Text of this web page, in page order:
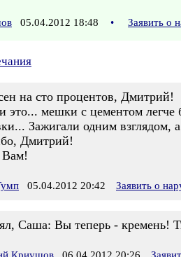
05.04.2012 18:48 • Заявить о
на сто процентов, Дмитрий!
это... мешки с цементом
Зажигали одним взглядом,
Дмитрий!
Вам!
05.04.2012 20:42 Заявить о
Саша: Вы теперь - кремень!